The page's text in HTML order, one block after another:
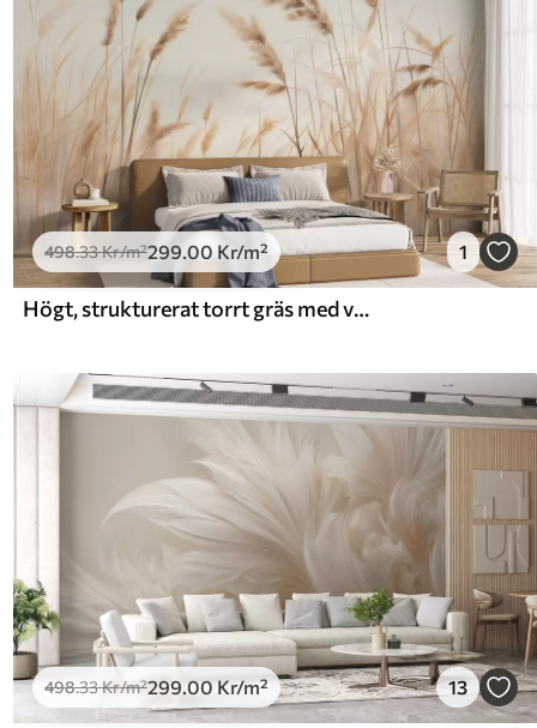
498.33Kr/m²299.00 Kr/m² 1
Högt, strukturerat torrt gräs med veteax på fältet mot en mjuk, blek bakgrund
498.33Kr/m²299 .00 Kr/m² 13